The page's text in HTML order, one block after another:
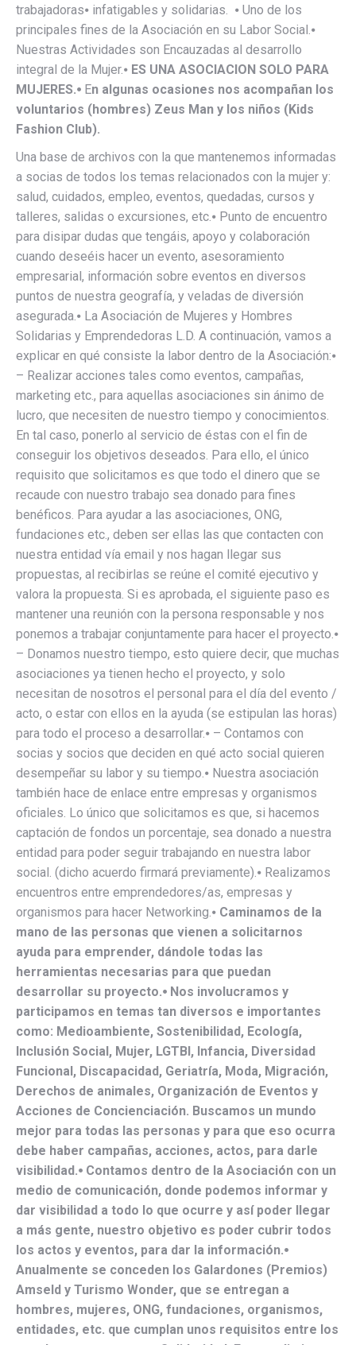
trabajadoras⦁ infatigables y solidarias. ⦁ Uno de los
principales fines de la Asociación en su Labor Social.⦁
Nuestras Actividades son Encauzadas al desarrollo
integral de la Mujer.⦁ ES UNA ASOCIACION SOLO PARA
MUJERES.⦁ En algunas ocasiones nos acompañan los
voluntarios (hombres) Zeus Man y los niños (Kids
Fashion Club).
Una base de archivos con la que mantenemos informadas
a socias de todos los temas relacionados con la mujer y:
salud, cuidados, empleo, eventos, quedadas, cursos y
talleres, salidas o excursiones, etc.⦁ Punto de encuentro
para disipar dudas que tengáis, apoyo y colaboración
cuando deseéis hacer un evento, asesoramiento
empresarial, información sobre eventos en diversos
puntos de nuestra geografía, y veladas de diversión
asegurada.⦁ La Asociación de Mujeres y Hombres
Solidarias y Emprendedoras L.D. A continuación, vamos a
explicar en qué consiste la labor dentro de la Asociación:⦁
– Realizar acciones tales como eventos, campañas,
marketing etc., para aquellas asociaciones sin ánimo de
lucro, que necesiten de nuestro tiempo y conocimientos.
En tal caso, ponerlo al servicio de éstas con el fin de
conseguir los objetivos deseados. Para ello, el único
requisito que solicitamos es que todo el dinero que se
recaude con nuestro trabajo sea donado para fines
benéficos. Para ayudar a las asociaciones, ONG,
fundaciones etc., deben ser ellas las que contacten con
nuestra entidad vía email y nos hagan llegar sus
propuestas, al recibirlas se reúne el comité ejecutivo y
valora la propuesta. Si es aprobada, el siguiente paso es
mantener una reunión con la persona responsable y nos
ponemos a trabajar conjuntamente para hacer el proyecto.⦁
– Donamos nuestro tiempo, esto quiere decir, que muchas
asociaciones ya tienen hecho el proyecto, y solo
necesitan de nosotros el personal para el día del evento /
acto, o estar con ellos en la ayuda (se estipulan las horas)
para todo el proceso a desarrollar.⦁ – Contamos con
socias y socios que deciden en qué acto social quieren
desempeñar su labor y su tiempo.⦁ Nuestra asociación
también hace de enlace entre empresas y organismos
oficiales. Lo único que solicitamos es que, si hacemos
captación de fondos un porcentaje, sea donado a nuestra
entidad para poder seguir trabajando en nuestra labor
social. (dicho acuerdo firmará previamente).⦁ Realizamos
encuentros entre emprendedores/as, empresas y
organismos para hacer Networking.⦁ Caminamos de la
mano de las personas que vienen a solicitarnos
ayuda para emprender, dándole todas las
herramientas necesarias para que puedan
desarrollar su proyecto.⦁ Nos involucramos y
participamos en temas tan diversos e importantes
como: Medioambiente, Sostenibilidad, Ecología,
Inclusión Social, Mujer, LGTBI, Infancia, Diversidad
Funcional, Discapacidad, Geriatría, Moda, Migración,
Derechos de animales, Organización de Eventos y
Acciones de Concienciación. Buscamos un mundo
mejor para todas las personas y para que eso ocurra
debe haber campañas, acciones, actos, para darle
visibilidad.⦁ Contamos dentro de la Asociación con un
medio de comunicación, donde podemos informar y
dar visibilidad a todo lo que ocurre y así poder llegar
a más gente, nuestro objetivo es poder cubrir todos
los actos y eventos, para dar la información.⦁
Anualmente se conceden los Galardones (Premios)
Amseld y Turismo Wonder, que se entregan a
hombres, mujeres, ONG, fundaciones, organismos,
entidades, etc. que cumplan unos requisitos entre los